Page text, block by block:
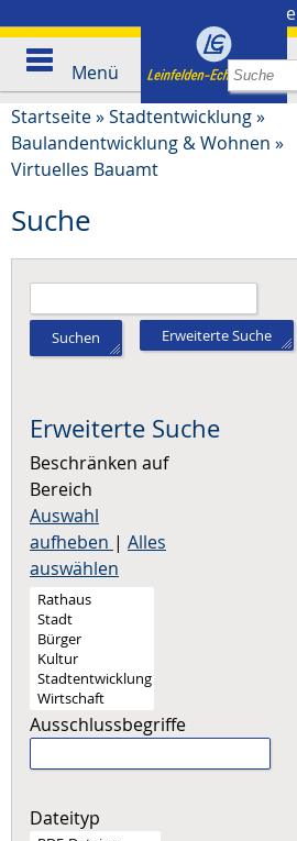
Presse
Menü
Startseite»Stadtentwicklung»
Baulandentwicklung & Wohnen »
Virtuelles Bauamt
Suche
Suchen Erweiterte Suche
Erweiterte Suche
Beschränken auf
Bereich
Auswahl
aufheben | Alles
auswählen
Ausschlussbegriffe
Dateityp